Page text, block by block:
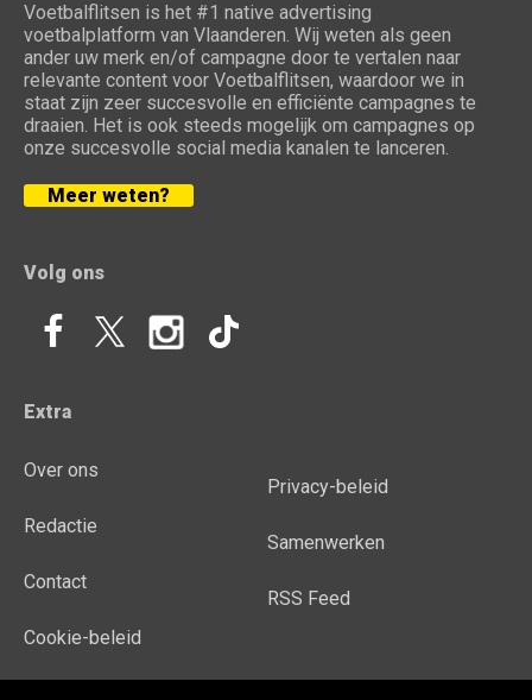
Voetbalflitsen is het #1 native advertising
voetbalplatform van Vlaanderen. Wij weten als geen
ander uw merk en/of campagne door te vertalen naar
relevante content voor Voetbalflitsen, waardoor we in
staat zijn zeer succesvolle en efficiënte campagnes te
draaien. Het is ook steeds mogelijk om campagnes op
onze succesvolle social media kanalen te lanceren.
Meer weten?
Volg ons
Extra
Over ons
Redactie
Contact
Cookie-beleid
Privacy-beleid
Samenwerken
RSS Feed